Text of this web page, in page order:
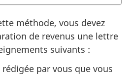
méthode, vous devez
de revenus une lettre
suivants :
par vous que vous